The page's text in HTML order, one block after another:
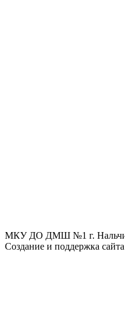
МКУ ДО ДМШ №1 г.
Создание и поддержка